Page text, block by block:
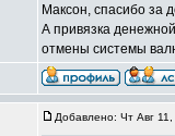
Максон, спасибо за
А привязка
отмены системы
Добавлено: Чт Авг